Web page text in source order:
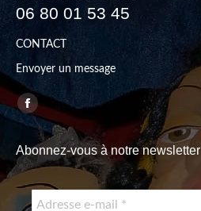
06 80 01 53 45
CONTACT
Envoyer un message
Trouvez nous sur :
Facebook
page
opens
in
new
Abonnez-vous à notre newsletter